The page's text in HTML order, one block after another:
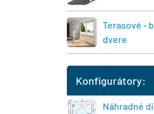
Terasové -
dvere
Konfigurátory:
Náhradné